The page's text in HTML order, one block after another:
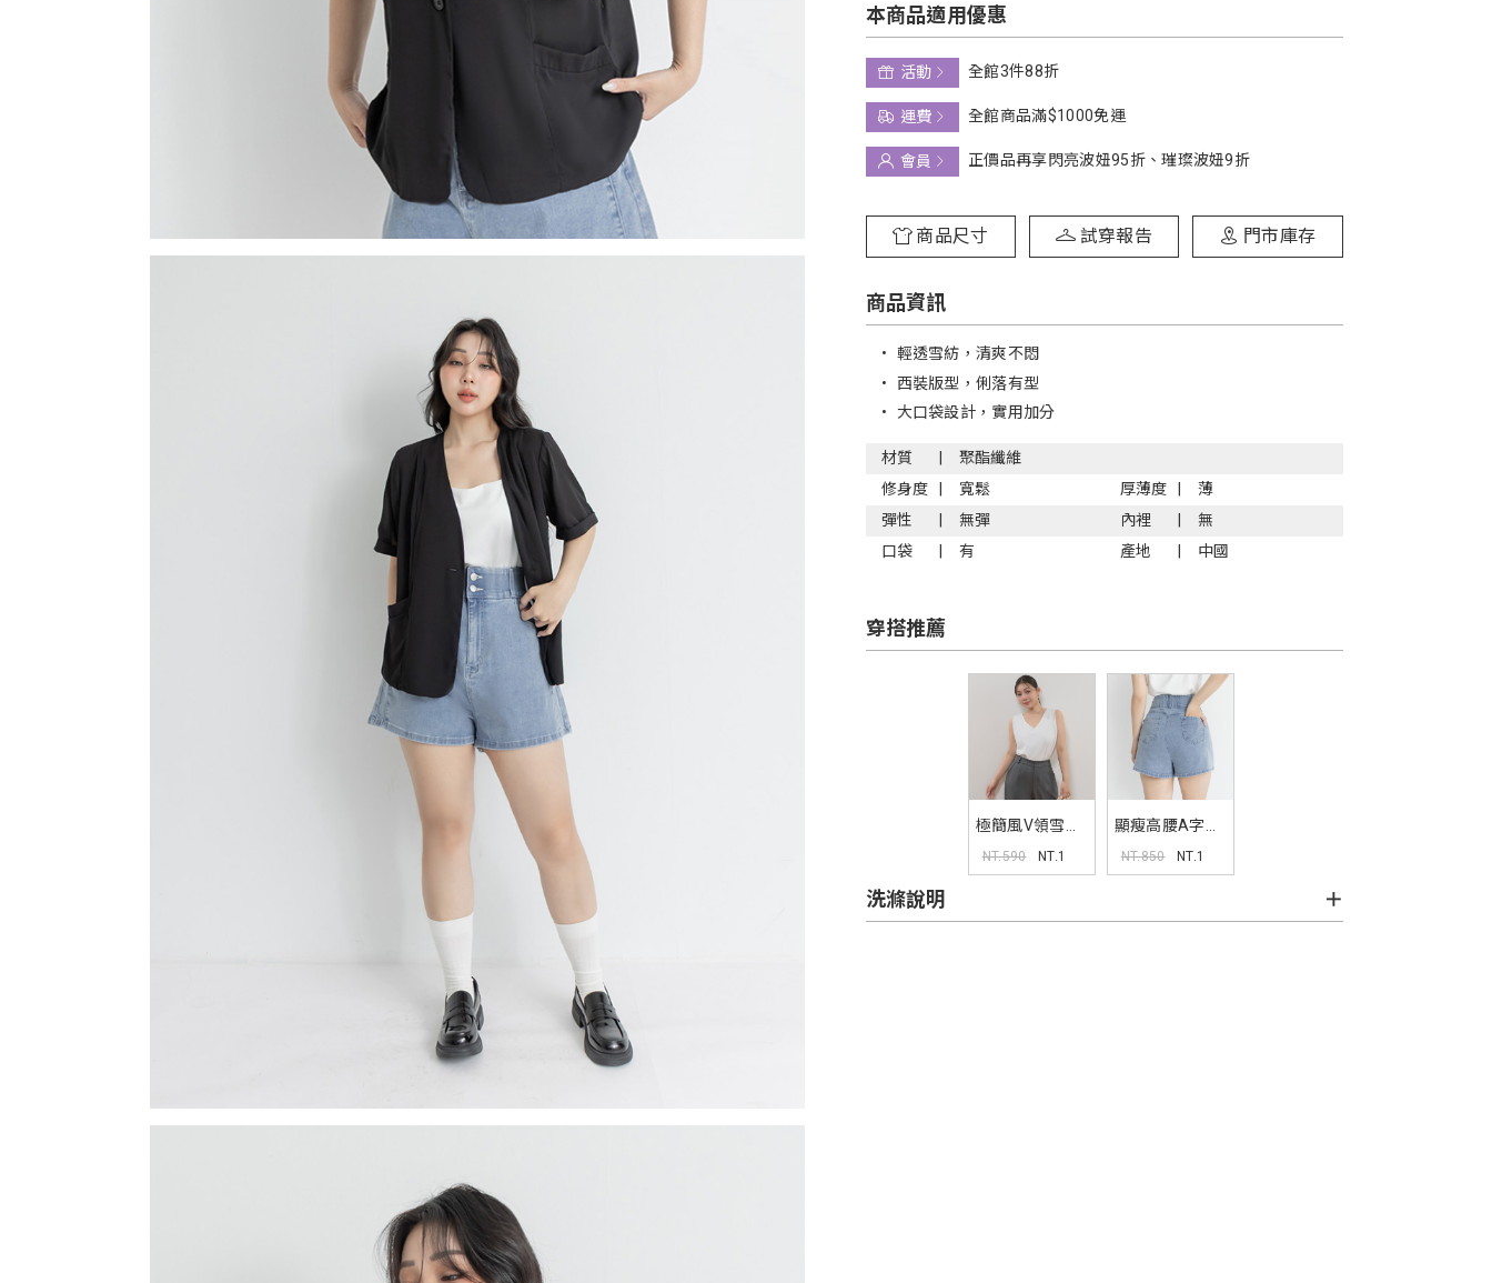
本商品適用優惠
活動
全館3件88折
運費
全館商品滿$1000免運
會員
正價品再享閃亮波妞95折、璀璨波妞9折
商品尺寸 試穿報告 門市庫存
商品資訊
• 輕透雪紡，清爽不悶
• 西裝版型，俐落有型
• 大口袋設計，實用加分
材質
聚酯纖維
修身度
寬鬆 厚薄度
薄
彈性
無彈 內裡
無
口袋
有 產地 中國
穿搭推薦
極簡風V領雪紡
寬肩帶背心
MISS
NT.590 NT.1
顯瘦高腰A字牛
仔短褲
NT.850 NT.1
洗滌說明